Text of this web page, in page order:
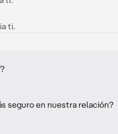
ti.
seguro en nuestra relación?